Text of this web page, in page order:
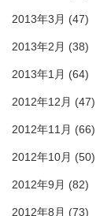
2013年3月 (47)
2013年2月 (38)
2013年1月 (64)
2012年12月 (47)
2012年11月 (66)
2012年10月 (50)
2012年9月 (82)
2012年8月 (73)